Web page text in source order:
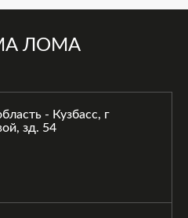
ЛОМА
- Кузбасс, г
зд. 54